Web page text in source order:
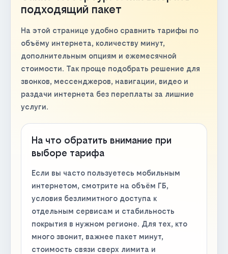
подходящий пакет
На этой странице удобно сравнить тарифы по
объёму интернета, количеству минут,
дополнительным опциям и ежемесячной
стоимости. Так проще подобрать решение для
звонков, мессенджеров, навигации, видео и
раздачи интернета без переплаты за лишние
услуги.
На что обратить внимание при
выборе тарифа
Если вы часто пользуетесь мобильным
интернетом, смотрите на объём ГБ,
условия безлимитного доступа к
отдельным сервисам и стабильность
покрытия в нужном регионе. Для тех, кто
много звонит, важнее пакет минут,
стоимость связи сверх лимита и